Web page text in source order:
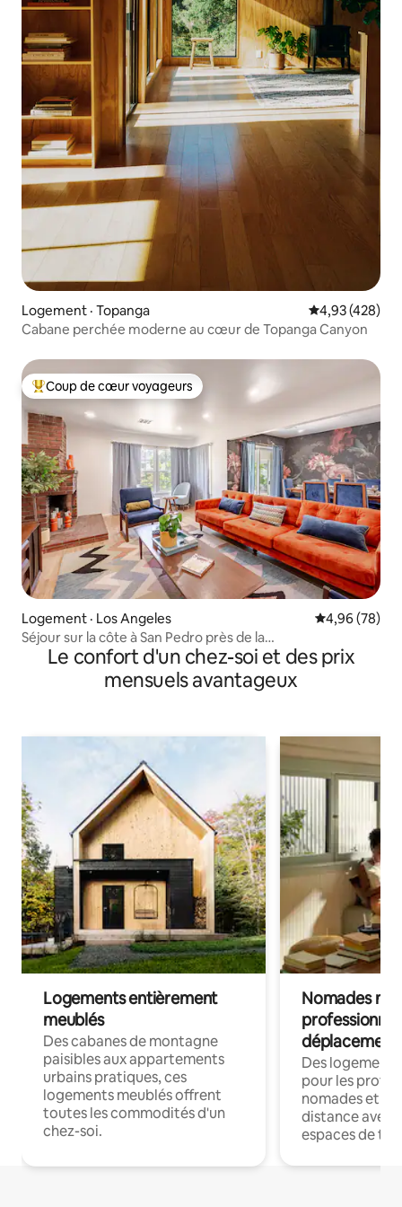
Logement · Topanga Note
4,93 (428)
Cabane perchée moderne au cœur de Topanga Canyon
Coup de cœur voyageurs parmi les plus aimés
Coup de cœur voyageurs
Logement · Los Angeles Note
4,96 (78)
Séjour sur la côte à San Pedro près de la
plage + stationnement
Le confort d'un chez-soi et des prix
mensuels avantageux
Logements entièrement
meublés
Des cabanes de montagne
paisibles aux appartements
urbains pratiques, ces
logements meublés offrent
toutes les commodités d'un
chez-soi.
Nomades
déplacement
Des
pour les
nomades et
distance avec
espaces de